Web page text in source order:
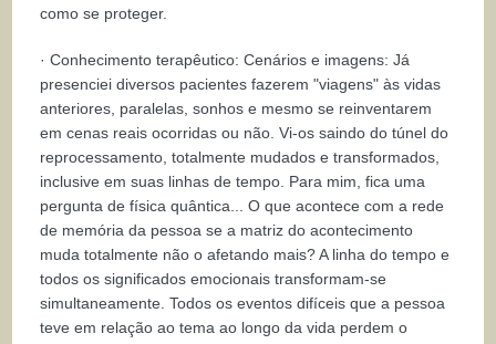
como se proteger.
· Conhecimento terapêutico: Cenários e imagens: Já
presenciei diversos pacientes fazerem "viagens" às vidas
anteriores, paralelas, sonhos e mesmo se reinventarem
em cenas reais ocorridas ou não. Vi-os saindo do túnel do
reprocessamento, totalmente mudados e transformados,
inclusive em suas linhas de tempo. Para mim, fica uma
pergunta de física quântica... O que acontece com a rede
de memória da pessoa se a matriz do acontecimento
muda totalmente não o afetando mais? A linha do tempo e
todos os significados emocionais transformam-se
simultaneamente. Todos os eventos difíceis que a pessoa
teve em relação ao tema ao longo da vida perdem o